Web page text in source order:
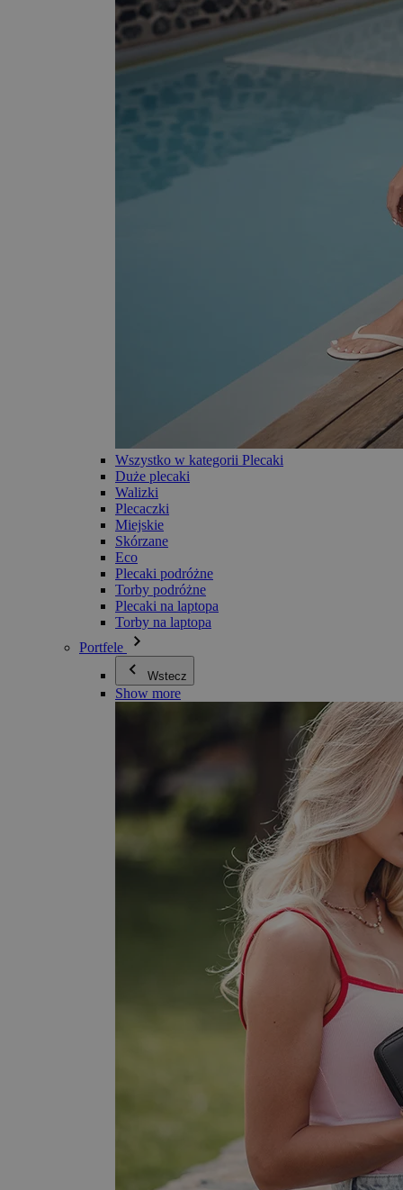
Wszystko w kategorii Plecaki
Duże plecaki
Walizki
Plecaczki
Miejskie
Skórzane
Eco
Plecaki podróżne
Torby podróżne
Plecaki na laptopa
Torby na laptopa
Portfele
Wstecz
Show more